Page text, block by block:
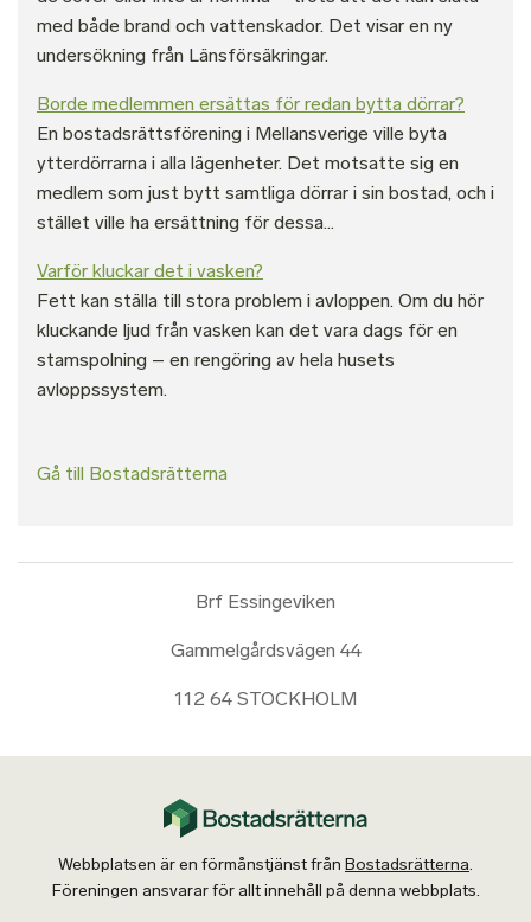
med både brand och vattenskador. Det visar en ny
undersökning från Länsförsäkringar.
Borde medlemmen ersättas för redan bytta dörrar?
En bostadsrättsförening i Mellansverige ville byta
ytterdörrarna i alla lägenheter. Det motsatte sig en
medlem som just bytt samtliga dörrar i sin bostad, och i
stället ville ha ersättning för dessa...
Varför kluckar det i vasken?
Fett kan ställa till stora problem i avloppen. Om du hör
kluckande ljud från vasken kan det vara dags för en
stamspolning – en rengöring av hela husets
avloppssystem.
Gå till Bostadsrätterna
Brf Essingeviken
Gammelgårdsvägen 44
112 64 STOCKHOLM
Webbplatsen är en förmånstjänst från Bostadsrätterna.
Föreningen ansvarar för allt innehåll på denna webbplats.